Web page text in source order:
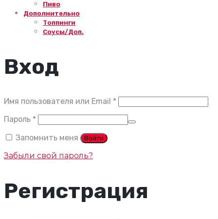
Пиво
Дополнительно
Топпинги
Соусы/Доп.
Вход
Имя пользователя или Email *
Пароль *
Запомнить меня Войти
Забыли свой пароль?
Регистрация